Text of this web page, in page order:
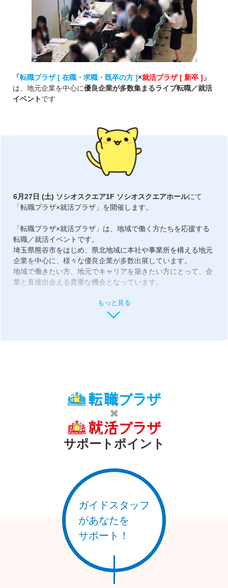
「転職プラザ [ 在職・求職・既卒の方 ]×就活プラザ [ 新卒 ] 」
は、地元企業を中心に優良企業が多数集まるライブ転職／就活
イベントです
6月27日 (土) ソシオスクエア1F ソシオスクエアホールにて
「転職プラザ×就活プラザ」を開催します。
「転職プラザ×就活プラザ」は、地域で働く方たちを応援する
転職／就活イベントです。
埼玉県熊谷市をはじめ、県北地域に本社や事業所を構える地元
企業を中心に、様々な優良企業が多数出展しています。
地域で働きたい方、地元でキャリアを築きたい方にとって、企
業と直接出会える貴重な機会となっています。
【熊谷市の地域特性と産業の魅力】
熊谷市は古くから中山道の宿場町として栄え、今も北関東の交
自然も多く、暮らしやすさと働きやすさが両立しています。
【地域ぐるみの働き方改革】
熊谷市では企業の人材確保や働き方改革を支援するためのセミ
ナーや相談体制を整備しています。
こうした地域の取り組みにより、求職者にとっても安心して働
ける企業が増えている事が魅力的な市です。
【地元で見つける、新しいキャリア】
熊谷市を拠点に転職活動を進めれば交通の利便性や地域企業と
の距離の近さを活かして、理想の職場に出会える可能性が広が
ぜひ、この「転職プラザ×就活プラザ」で、あなたの次のキャ
リアへの第一歩を踏み出してみてください。
もっと見る
サポートポイント
ガイドスタッフ
があなたを
サポート！